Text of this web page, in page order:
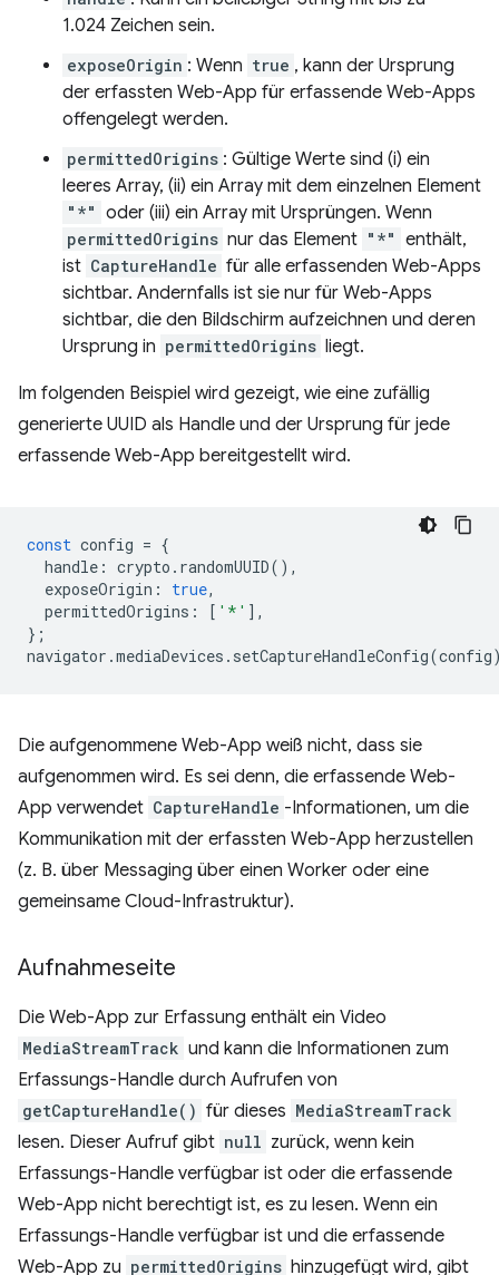
1.024 Zeichen sein.
exposeOrigin : Wenn true , kann der Ursprung
der erfassten Web-App für erfassende Web-Apps
offengelegt werden.
permittedOrigins : Gültige Werte sind (i) ein
leeres Array, (ii) ein Array mit dem einzelnen Element
"*" oder (iii) ein Array mit Ursprüngen. Wenn
permittedOrigins nur das Element "*" enthält,
ist CaptureHandle für alle erfassenden Web-Apps
sichtbar. Andernfalls ist sie nur für Web-Apps
sichtbar, die den Bildschirm aufzeichnen und deren
Ursprung in permittedOrigins liegt.
Im folgenden Beispiel wird gezeigt, wie eine zufällig
generierte UUID als Handle und der Ursprung für jede
erfassende Web-App bereitgestellt wird.
const config = {
handle : crypto . randomUUID(),
exposeOrigin : true,
permittedOrigins : [ '*' ],
};
navigator .mediaDevices . setCaptureHandleConfig(config
Die aufgenommene Web-App weiß nicht, dass sie
aufgenommen wird. Es sei denn, die erfassende Web-
App verwendet CaptureHandle -Informationen, um die
Kommunikation mit der erfassten Web-App herzustellen
(z. B. über Messaging über einen Worker oder eine
gemeinsame Cloud-Infrastruktur).
Aufnahmeseite
Die Web-App zur Erfassung enthält ein Video
MediaStreamTrack und kann die Informationen zum
Erfassungs-Handle durch Aufrufen von
getCaptureHandle() für dieses MediaStreamTrack
lesen. Dieser Aufruf gibt null zurück, wenn kein
Erfassungs-Handle verfügbar ist oder die erfassende
Web-App nicht berechtigt ist, es zu lesen. Wenn ein
Erfassungs-Handle verfügbar ist und die erfassende
Web-App zu permittedOrigins hinzugefügt wird, gibt